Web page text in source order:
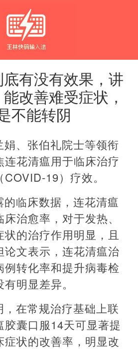
有没有效果，讲
改善难受症状，
不能转阴
、张伯礼院士等领衔
连花清瘟用于临床治疗
19）疗效。
临床数据，连花清瘟
治愈率，对于发热、
的治疗作用明显，且
论文表示，连花清瘟治
转化率和提升病毒检
明显差异。
在常规治疗基础上联
囊口服14天可显著提
症状的改善率，明显改